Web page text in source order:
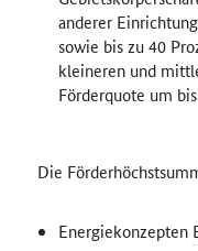
anderer
sowie bis zu 40
kleineren und
Förderquote um
Die
Energiekonzepten